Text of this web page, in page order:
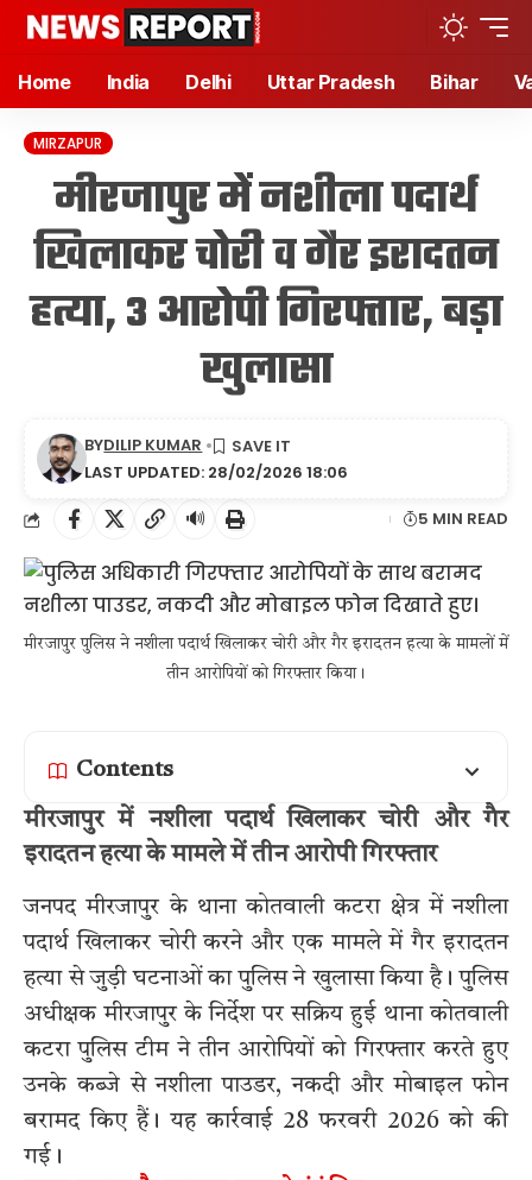
Home India Delhi Uttar Pradesh Bihar
MIRZAPUR
मीरजापुर में नशीला पदार्थ
खिलाकर चोरी व गैर इरादतन
हत्या, 3 आरोपी गिरफ्तार, बड़ा
खुलासा
LAST UPDATED: 28/02/2026 18:06
BYDILIP KUMAR
🔊 5 MIN READ
मीरजापुर पुलिस ने नशीला पदार्थ खिलाकर चोरी और गैर इरादतन हत्या के मामलों में
तीन आरोपियों को गिरफ्तार किया।
Contents
मीरजापुर में नशीला पदार्थ खिलाकर चोरी और गैर
इरादतन हत्या के मामले में तीन आरोपी गिरफ्तार
जनपद मीरजापुर के थाना कोतवाली कटरा क्षेत्र में नशीला
पदार्थ खिलाकर चोरी करने और एक मामले में गैर इरादतन
हत्या से जुड़ी घटनाओं का पुलिस ने खुलासा किया है। पुलिस
अधीक्षक मीरजापुर के निर्देश पर सक्रिय हुई थाना कोतवाली
कटरा पुलिस टीम ने तीन आरोपियों को गिरफ्तार करते हुए
उनके कब्जे से नशीला पाउडर, नकदी और मोबाइल फोन
बरामद किए हैं। यह कार्रवाई 28 फरवरी 2026 को की
गई।